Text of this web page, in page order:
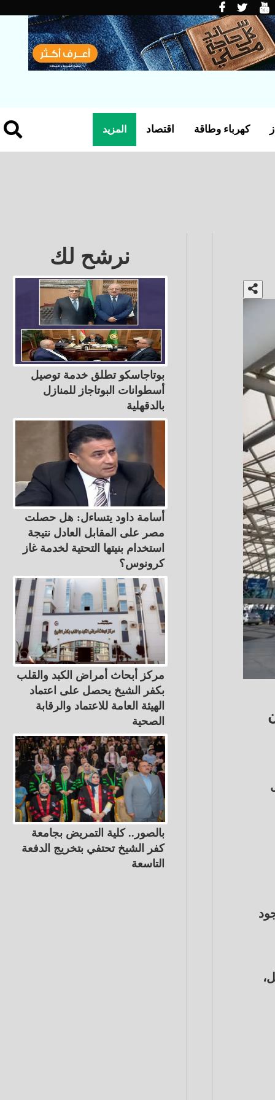
المزيد اقتصاد كهرباء وطاقة
نرشح لك
بوتاجاسكو تطلق خدمة توصيل
أسطوانات البوتاجاز للمنازل
بالدقهلية
أسامة داود يتساءل: هل حصلت
مصر على المقابل العادل نتيجة
استخدام بنيتها التحتية لخدمة غاز
كرونوس؟
مركز أبحاث أمراض الكبد والقلب
بكفر الشيخ يحصل على اعتماد
الهيئة العامة للاعتماد والرقابة
الصحية
بالصور.. كلية التمريض بجامعة
كفر الشيخ تحتفي بتخريج الدفعة
التاسعة